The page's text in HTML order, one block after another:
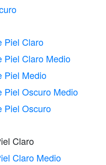
Piel Claro
Piel Claro Medio
Piel Medio
Piel Oscuro Medio
Piel Oscuro
Claro
Claro Medio